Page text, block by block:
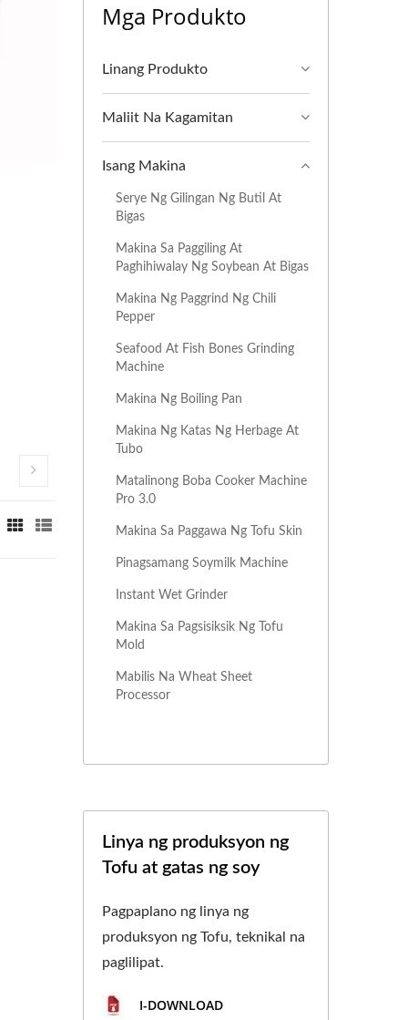
Mga Produkto
Linang Produkto
Maliit Na Kagamitan
Isang Makina
Serye Ng Gilingan Ng Butil At
Bigas
Makina Sa Paggiling At
Paghihiwalay Ng Soybean At Bigas
Makina Ng Paggrind Ng Chili
Pepper
Seafood At Fish Bones Grinding
Machine
Makina Ng Boiling Pan
Makina Ng Katas Ng Herbage At
Tubo
Matalinong Boba Cooker Machine
Pro 3.0
Makina Sa Paggawa Ng Tofu Skin
Pinagsamang Soymilk Machine
Instant Wet Grinder
Makina Sa Pagsisiksik Ng Tofu
Mold
Mabilis Na Wheat Sheet
Processor
Linya ng produksyon ng
Tofu at gatas ng soy
Pagpaplano ng linya ng
produksyon ng Tofu, teknikal na
paglilipat.
I-DOWNLOAD